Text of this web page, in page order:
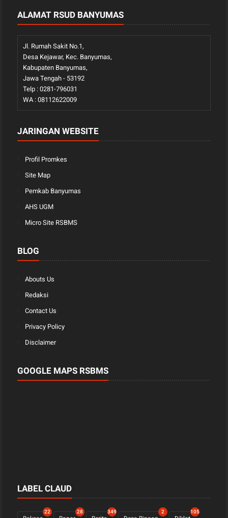
ALAMAT RSUD BANYUMAS
Jl. Rumah Sakit No.1,
Desa Kejawar, Kec. Banyumas,
Kabupaten Banyumas,
Jawa Tengah - 53192
Telp : 0281-796031
WA : 08112622009
JARINGAN WEBSITE
Profil Promkes
Site Map
Pemkab Banyumas
AHS UGM
Micro Site RSBMS
BLOG
Abouts Us
Redaksi
Contact Us
Privacy Policy
Disclaimer
GOOGLE MAPS RSBMS
LABEL CLAUD
22 28 349 2 105